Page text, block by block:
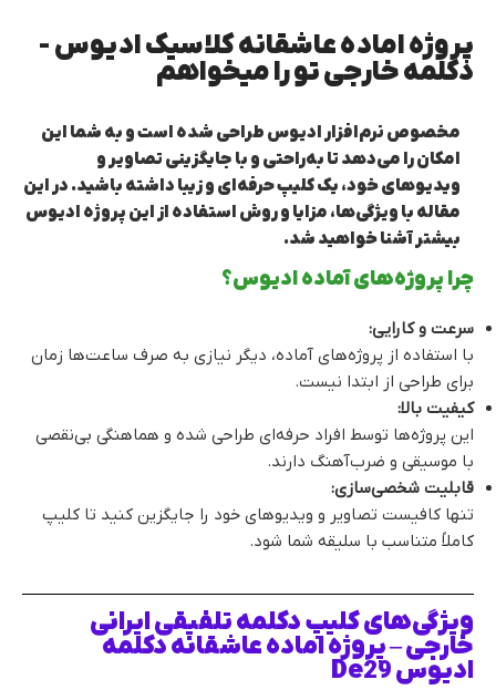
پروژه اماده عاشقانه کلاسیک ادیوس -
دکلمه خارجی تو را میخواهم
مخصوص نرم‌افزار ادیوس طراحی شده است و به شما این
امکان را می‌دهد تا به‌راحتی و با جایگزینی تصاویر و
ویدیوهای خود، یک کلیپ حرفه‌ای و زیبا داشته باشید. در این
مقاله با ویژگی‌ها، مزایا و روش استفاده از این پروژه ادیوس
بیشتر آشنا خواهید شد.
چرا پروژه‌های آماده ادیوس؟
سرعت و کارایی:
با استفاده از پروژه‌های آماده، دیگر نیازی به صرف ساعت‌ها زمان
برای طراحی از ابتدا نیست.
کیفیت بالا:
این پروژه‌ها توسط افراد حرفه‌ای طراحی شده و هماهنگی بی‌نقصی
با موسیقی و ضرب‌آهنگ دارند.
قابلیت شخصی‌سازی:
تنها کافیست تصاویر و ویدیوهای خود را جایگزین کنید تا کلیپ
کاملاً متناسب با سلیقه شما شود.
ویژگی‌های کلیپ دکلمه تلفیقی ایرانی
خارجی – پروژه اماده عاشقانه دکلمه
ادیوس De29